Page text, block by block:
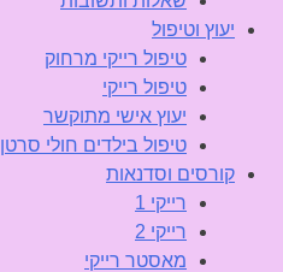
יעוץ וטיפול
טיפול רייקי מרחוק
טיפול רייקי
יעוץ אישי מתוקשר
טיפול בילדים חולי סרטן
קורסים וסדנאות
רייקי 1
רייקי 2
מאסטר רייקי